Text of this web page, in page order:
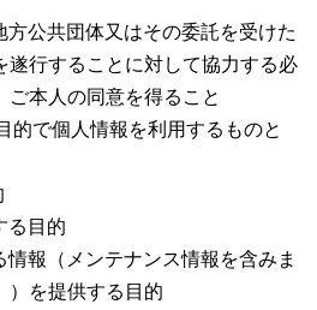
公共団体又はその委託を受けた
遂行することに対して協力する必
本人の同意を得ること
的で個人情報を利用するものと
る目的
報（メンテナンス情報を含みま
）を提供する目的